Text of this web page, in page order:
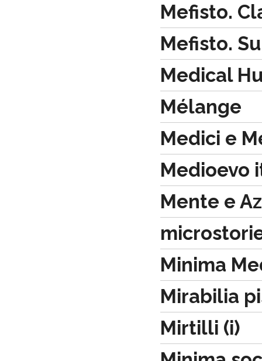
Mefisto.
Mefisto.
Medical
Mélange
Medici e
Medioevo
Mente e
Minima
Mirabilia
Mirtilli (i)